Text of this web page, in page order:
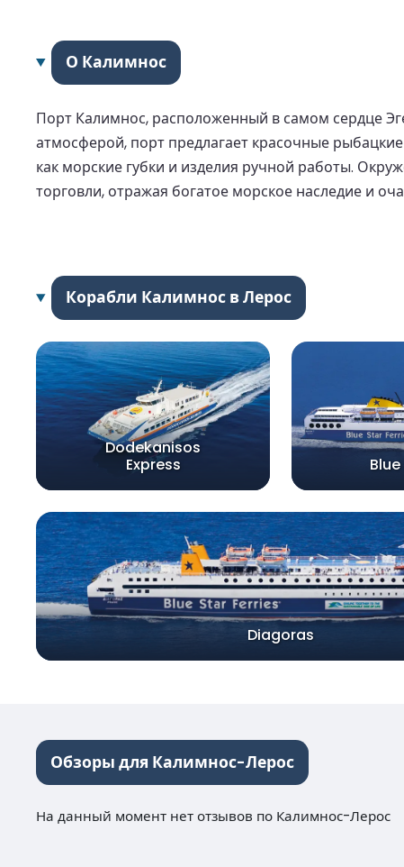
О Калимнос
Порт Калимнос, расположенный в самом сердце
атмосферой, порт предлагает красочные
как морские губки и изделия ручной работы.
торговли, отражая богатое морское наследие и
Корабли Калимнос в Лерос
Dodekanisos
Express
Diagoras
Обзоры для Калимнос-Лерос
На данный момент нет отзывов по Калимнос-Лерос